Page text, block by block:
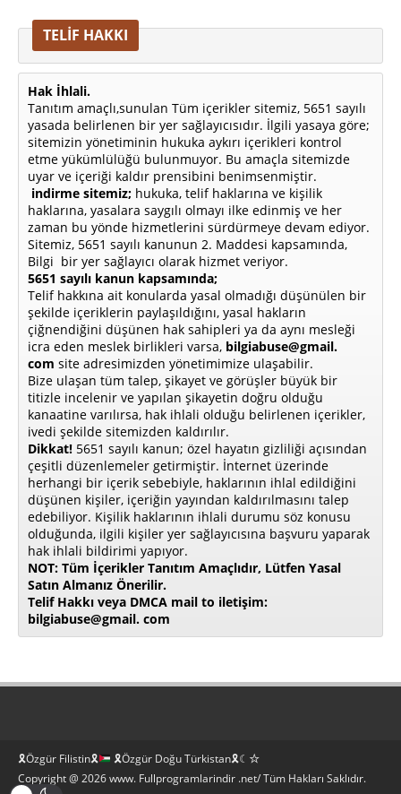
TELİF HAKKI
Hak İhlali.
Tanıtım amaçlı,sunulan Tüm içerikler sitemiz, 5651 sayılı
yasada belirlenen bir yer sağlayıcısıdır. İlgili yasaya göre;
sitemizin yönetiminin hukuka aykırı içerikleri kontrol
etme yükümlülüğü bulunmuyor. Bu amaçla sitemizde
uyar ve içeriği kaldır prensibini benimsenmiştir.
indirme sitemiz; hukuka, telif haklarına ve kişilik
haklarına, yasalara saygılı olmayı ilke edinmiş ve her
zaman bu yönde hizmetlerini sürdürmeye devam ediyor.
Sitemiz, 5651 sayılı kanunun 2. Maddesi kapsamında,
Bilgi bir yer sağlayıcı olarak hizmet veriyor.
5651 sayılı kanun kapsamında;
Telif hakkına ait konularda yasal olmadığı düşünülen bir
şekilde içeriklerin paylaşıldığını, yasal hakların
çiğnendiğini düşünen hak sahipleri ya da aynı mesleği
icra eden meslek birlikleri varsa, bilgiabuse@gmail.
com site adresimizden yönetimimize ulaşabilir.
Bize ulaşan tüm talep, şikayet ve görüşler büyük bir
titizle incelenir ve yapılan şikayetin doğru olduğu
kanaatine varılırsa, hak ihlali olduğu belirlenen içerikler,
ivedi şekilde sitemizden kaldırılır.
Dikkat! 5651 sayılı kanun; özel hayatın gizliliği açısından
çeşitli düzenlemeler getirmiştir. İnternet üzerinde
herhangi bir içerik sebebiyle, haklarının ihlal edildiğini
düşünen kişiler, içeriğin yayından kaldırılmasını talep
edebiliyor. Kişilik haklarının ihlali durumu söz konusu
olduğunda, ilgili kişiler yer sağlayıcısına başvuru yaparak
hak ihlali bildirimi yapıyor.
NOT: Tüm İçerikler Tanıtım Amaçlıdır, Lütfen Yasal
Satın Almanız Önerilir.
Telif Hakkı veya DMCA mail to iletişim:
bilgiabuse@gmail. com
🎗Özgür Filistin🎗
🎗Özgür Doğu Türkistan🎗☾☆
Copyright @ 2026 www. Fullprogramlarindir .net/ Tüm Hakları Saklıdır.